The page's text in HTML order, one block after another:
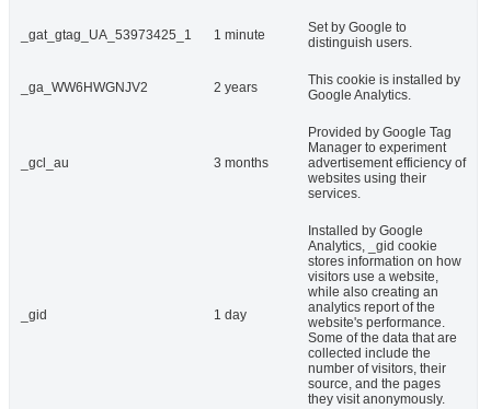
_gat_gtag_UA_53973425_1 1 minute
Set by Google to
distinguish users.
_ga_WW6HWGNJV2 2 years
This cookie is installed by
Google Analytics.
_gcl_au 3 months
Provided by Google Tag
Manager to experiment
advertisement efficiency of
websites using their
services.
_gid 1 day
Installed by Google
Analytics, _gid cookie
stores information on how
visitors use a website,
while also creating an
analytics report of the
website's performance.
Some of the data that are
collected include the
number of visitors, their
source, and the pages
they visit anonymously.